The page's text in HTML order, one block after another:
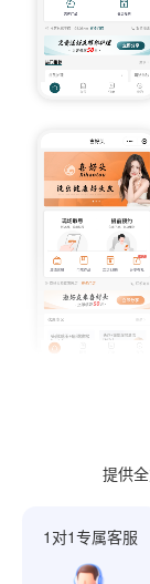
提供
1对1专属客服